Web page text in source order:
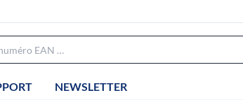
NEWSLETTER